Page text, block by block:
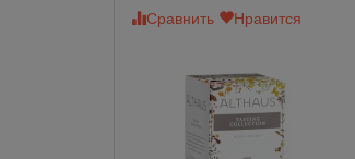
Сравнить Нравится